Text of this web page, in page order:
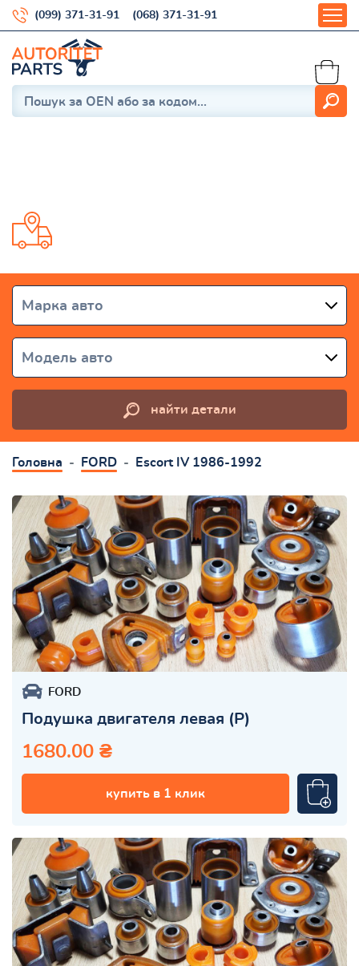
(099) 371-31-91 (068) 371-31-91
Марка авто
Модель авто
найти детали
Головна FORD Escort IV 1986-1992
FORD
Подушка двигателя левая (Р)
1680.00 ₴
купить в 1 клик